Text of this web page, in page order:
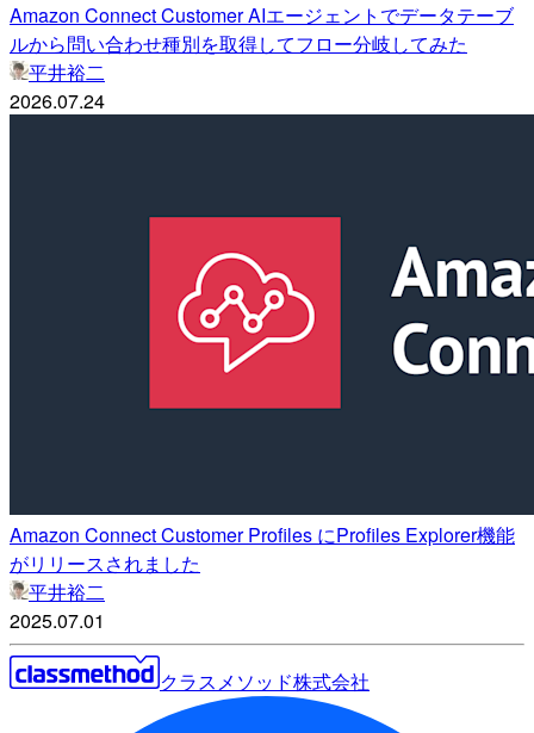
Amazon Connect Customer AIエージェントでデータテーブ
ルから問い合わせ種別を取得してフロー分岐してみた
平井裕二
2026.07.24
Amazon Connect Customer Profiles にProfiles Explorer機能
がリリースされました
平井裕二
2025.07.01
クラスメソッド株式会社